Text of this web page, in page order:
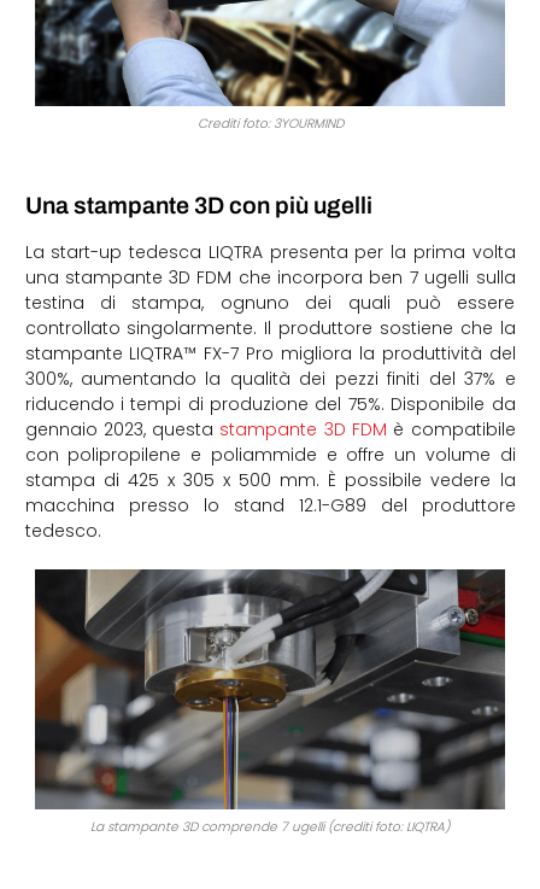
Crediti foto: 3YOURMIND
Una stampante 3D con più ugelli
La start-up tedesca LIQTRA presenta per la prima volta
una stampante 3D FDM che incorpora ben 7 ugelli sulla
testina di stampa, ognuno dei quali può essere
controllato singolarmente. Il produttore sostiene che la
stampante LIQTRA™ FX-7 Pro migliora la produttività del
300%, aumentando la qualità dei pezzi finiti del 37% e
riducendo i tempi di produzione del 75%. Disponibile da
gennaio 2023, questa stampante 3D FDM è compatibile
con polipropilene e poliammide e offre un volume di
stampa di 425 x 305 x 500 mm. È possibile vedere la
macchina presso lo stand 12.1-G89 del produttore
tedesco.
La stampante 3D comprende 7 ugelli (crediti foto: LIQTRA)